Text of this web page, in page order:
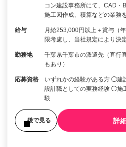
コン建設事務所にて、CAD・
施工図作成、積算などの業務
給与
月給253,000円以上＋賞与（
限考慮し、当社規定により決
勤務地
千葉県千葉市の派遣先（直行
もあり）
応募資格
いずれかの経験がある方 ◯建
設計職としての実務経験 ◯施
験
後で見る 詳